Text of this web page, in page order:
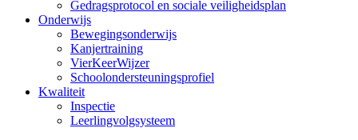
Gedragsprotocol en sociale veiligheidsplan
Onderwijs
Bewegingsonderwijs
Kanjertraining
VierKeerWijzer
Schoolondersteuningsprofiel
Kwaliteit
Inspectie
Leerlingvolgsysteem